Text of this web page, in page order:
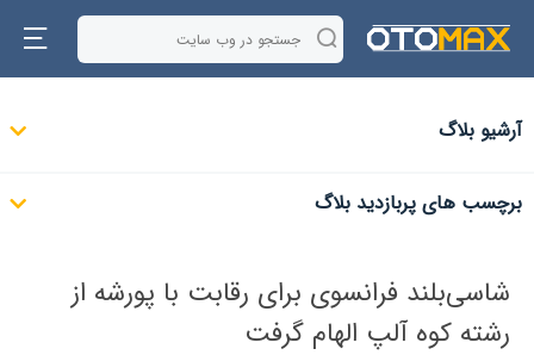
آرشیو بلاگ
برچسب های پربازدید بلاگ
شاسی‌بلند فرانسوی برای رقابت با پورشه از
رشته کوه آلپ الهام گرفت